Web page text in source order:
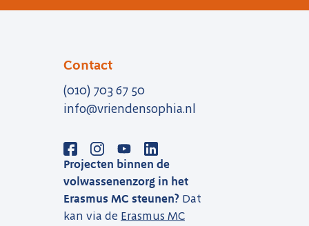
Contact
(010) 703 67 50
info@vriendensophia.nl
Projecten binnen de
volwassenenzorg in het
Erasmus MC steunen?Dat
kan via de Erasmus MC